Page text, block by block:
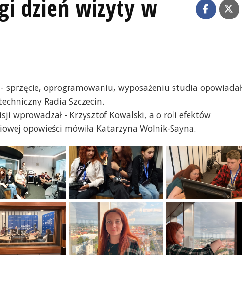
dzień wizyty w
sprzęcie, oprogramowaniu, wyposażeniu studia opowiadał
Radia Szczecin.
wprowadzał - Krzysztof Kowalski, a o roli efektów
opowieści mówiła Katarzyna Wolnik-Sayna.